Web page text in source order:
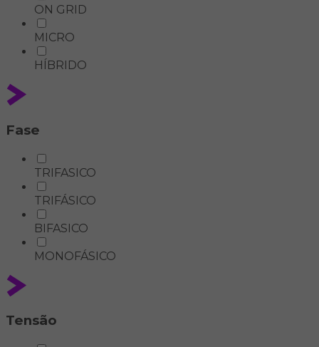
ON GRID
MICRO
HÍBRIDO
Fase
TRIFASICO
TRIFÁSICO
BIFASICO
MONOFÁSICO
Tensão